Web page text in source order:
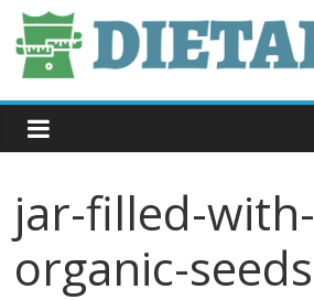
Skip
to
content
dietani.pl
jar-filled-with-
organic-seeds